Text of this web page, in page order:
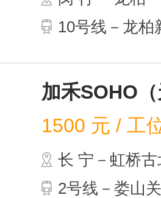
10号线－龙柏
加禾SOHO
1500 元 / 工
长 宁－虹桥古
2号线－娄山